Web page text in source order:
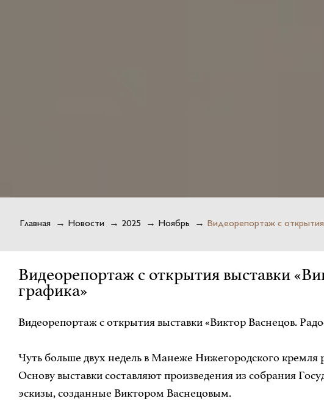
Главная → Новости → 2025 → Ноябрь → Видеорепортаж с
Видеорепортаж с открытия выставки
графика»
Видеорепортаж с открытия выставки «Виктор Васнецов.
Чуть больше двух недель в Манеже Нижегородского кремля
Основу выставки составляют произведения из собрания
эскизы, созданные Виктором Васнецовым.